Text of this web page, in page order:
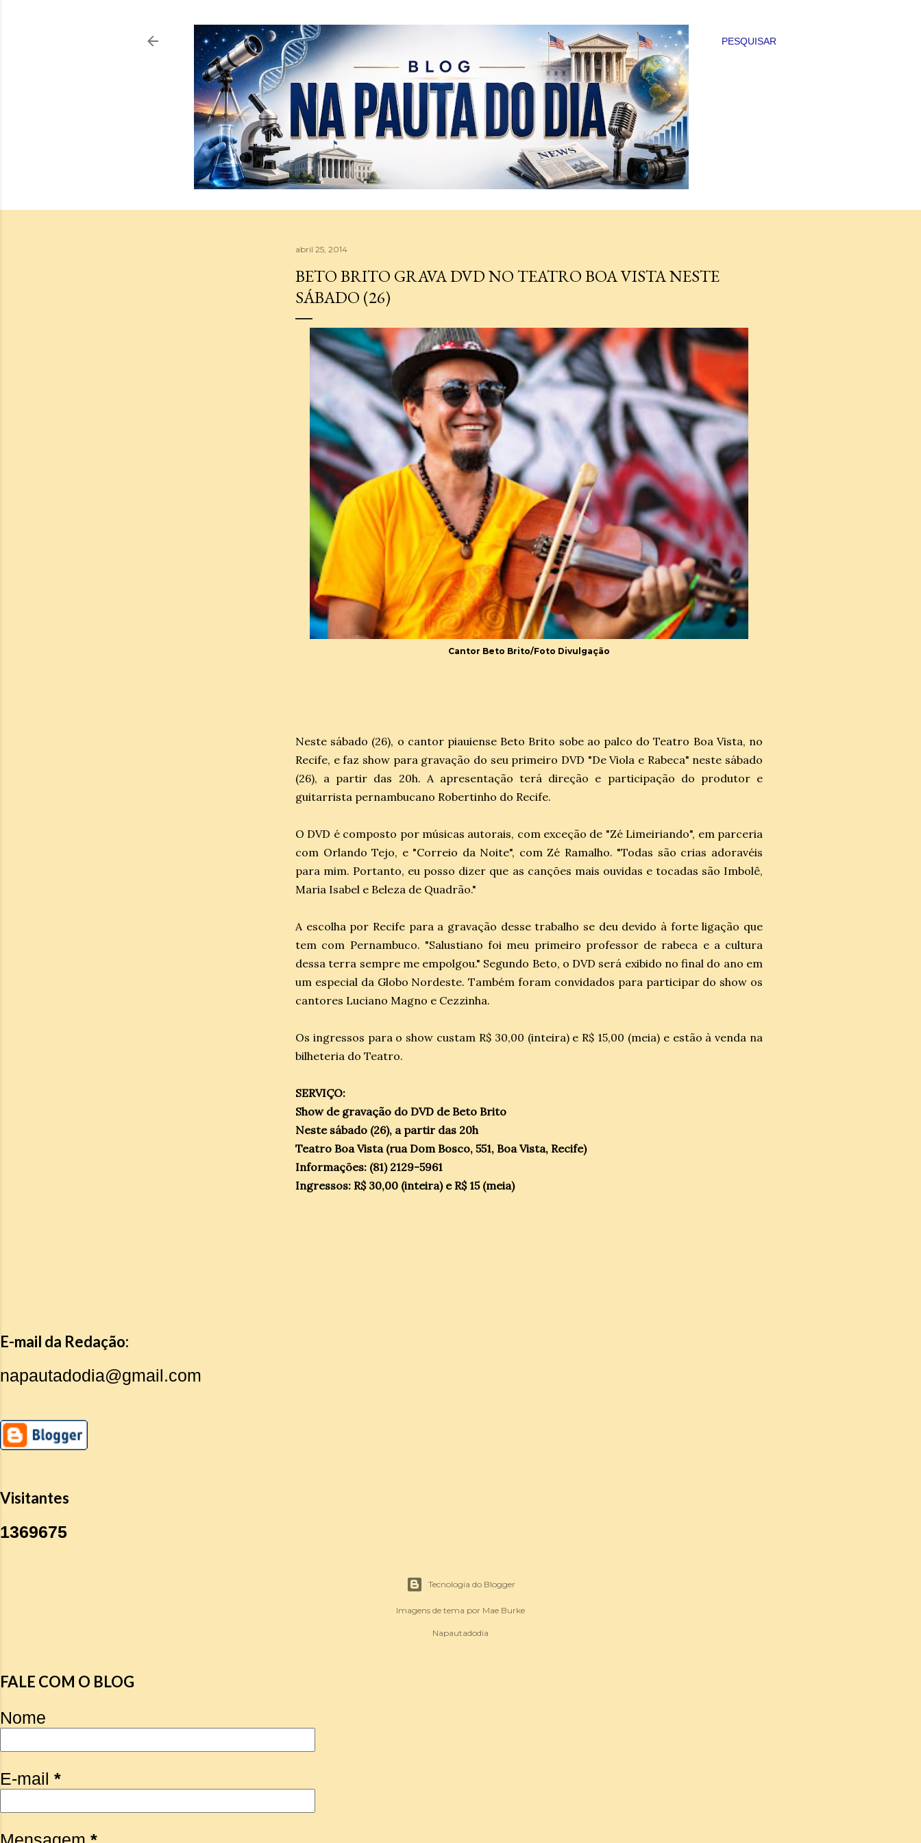
PESQUISAR
abril 25, 2014
BETO BRITO GRAVA DVD NO TEATRO BOA VISTA NESTE
SÁBADO (26)
Cantor Beto Brito/Foto Divulgação
Neste sábado (26), o cantor piauiense Beto Brito sobe ao palco do Teatro Boa Vista, no
Recife, e faz show para gravação do seu primeiro DVD "De Viola e Rabeca" neste sábado
(26), a partir das 20h. A apresentação terá direção e participação do produtor e
guitarrista pernambucano Robertinho do Recife.
O DVD é composto por músicas autorais, com exceção de "Zé Limeiriando", em parceria
com Orlando Tejo, e "Correio da Noite", com Zé Ramalho. "Todas são crias adoravéis
para mim. Portanto, eu posso dizer que as canções mais ouvidas e tocadas são Imbolê,
Maria Isabel e Beleza de Quadrão."
A escolha por Recife para a gravação desse trabalho se deu devido à forte ligação que
tem com Pernambuco. "Salustiano foi meu primeiro professor de rabeca e a cultura
dessa terra sempre me empolgou." Segundo Beto, o DVD será exibido no final do ano em
um especial da Globo Nordeste. Também foram convidados para participar do show os
cantores Luciano Magno e Cezzinha.
Os ingressos para o show custam R$ 30,00 (inteira) e R$ 15,00 (meia) e estão à venda na
bilheteria do Teatro.
SERVIÇO:
Show de gravação do DVD de Beto Brito
Neste sábado (26), a partir das 20h
Teatro Boa Vista (rua Dom Bosco, 551, Boa Vista, Recife)
Informações: (81) 2129-5961
Ingressos: R$ 30,00 (inteira) e R$ 15 (meia)
E-mail da Redação:
napautadodia@gmail.com
Visitantes
1369675
Tecnologia do Blogger
Imagens de tema por Mae Burke
Napautadodia
FALE COM O BLOG
Nome
E-mail *